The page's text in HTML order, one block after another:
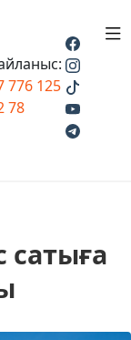
776 125
78
сатыға